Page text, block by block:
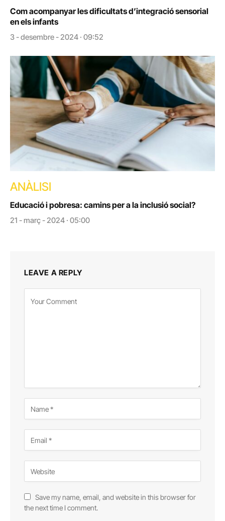
Com acompanyar les dificultats d’integració sensorial
en els infants
3 - desembre - 2024 · 09:52
ANÀLISI
Educació i pobresa: camins per a la inclusió social?
21 - març - 2024 · 05:00
LEAVE A REPLY
Save my name, email, and website in this browser for
the next time I comment.